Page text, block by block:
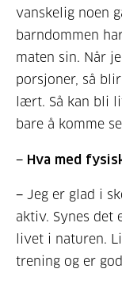
vanskelig noen
barndommen
maten sin. Når
porsjoner, så
lært. Så kan bli
bare å komme
− Hva med
− Jeg er glad i
aktiv. Synes det
livet i naturen.
trening og er